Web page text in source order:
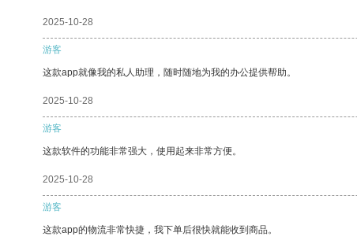
2025-10-28
游客
这款app就像我的私人助理，随时随地为我的办公提供帮助。
2025-10-28
游客
这款软件的功能非常强大，使用起来非常方便。
2025-10-28
游客
这款app的物流非常快捷，我下单后很快就能收到商品。